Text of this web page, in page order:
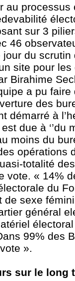
au
sur 3
46
du scrutin
site pour
Birahime
a pu
des
démarré à
due à
moins du
opérations
totalité
vote. « 14%
du
de sexe
général
99% des
».
sur le long